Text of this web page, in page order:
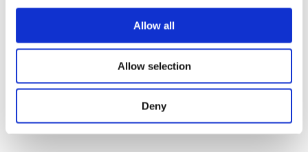
Allow all
Allow selection
Deny
Наша спецпропозиція
Без піджанру